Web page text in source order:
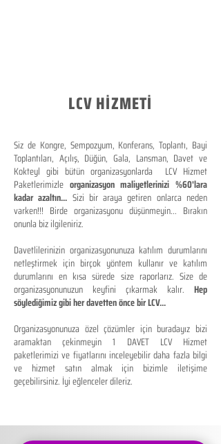
LCV HİZMETİ
Siz de Kongre, Sempozyum, Konferans, Toplantı, Bayi
Toplantıları, Açılış, Düğün, Gala, Lansman, Davet ve
Kokteyl gibi bütün organizasyonlarda LCV Hizmet
Paketlerimizle organizasyon maliyetlerinizi %60'lara
kadar azaltın... Sizi bir araya getiren onlarca neden
varken!!! Birde organizasyonu düşünmeyin... Bırakın
onunla biz ilgileniriz.
Davetlilerinizin organizasyonunuza katılım durumlarını
netleştirmek için birçok yöntem kullanır ve katılım
durumlarını en kısa sürede size raporlarız. Size de
organizasyonunuzun keyfini çıkarmak kalır. Hep
söylediğimiz gibi her davetten önce bir LCV...
Organizasyonunuza özel çözümler için buradayız bizi
aramaktan çekinmeyin 1 DAVET LCV Hizmet
paketlerimizi ve fiyatlarını inceleyebilir daha fazla bilgi
ve hizmet satın almak için bizimle iletişime
geçebilirsiniz. İyi eğlenceler dileriz.